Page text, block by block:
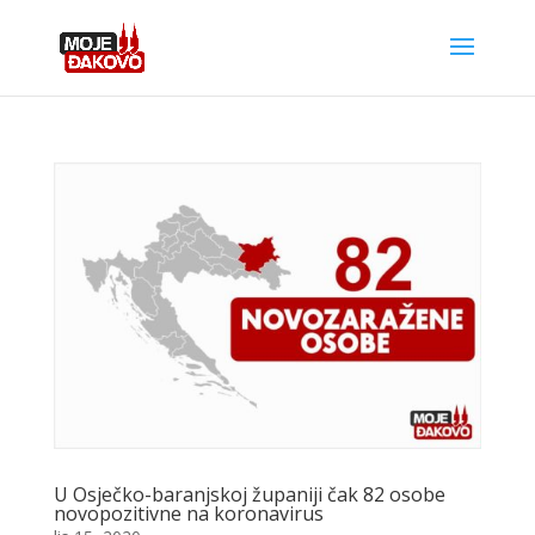
U Osječko-baranjskoj županiji čak 82 osobe
novopozitivne na koronavirus